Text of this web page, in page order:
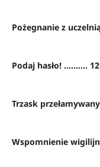
Pożegnanie z
Podaj hasło! ..........
Trzask
Wspomnienie